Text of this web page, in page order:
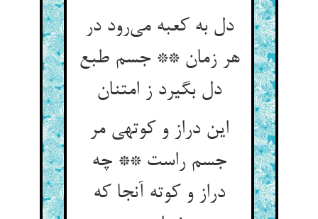
دل به کعبه می‌رود در
هر زمان ** جسم طبع
دل بگیرد ز امتنان
این دراز و کوتهی مر
جسم راست ** چه
دراز و کوته آنجا که